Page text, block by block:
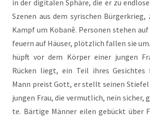
in der digi­ta­len Sphä­re, die er zu
Sze­nen aus dem syri­schen
Kampf um Kobanê. Per­so­nen ste­hen
feu­ern auf Häu­ser, plötz­lich fal­len sie
hüpft vor dem Kör­per einer jun­gen
Rücken liegt, ein Teil ihres
Mann preist Gott, er stellt sei­nen Stie­fel
jun­gen Frau, die ver­mut­lich, nein sicher,
te. Bär­ti­ge Män­ner eilen gebückt über